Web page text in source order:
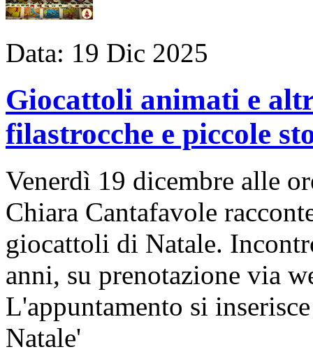
Data: 19 Dic 2025
Giocattoli animati e
filastrocche e piccole
Venerdì 19 dicembre alle
Chiara Cantafavole
giocattoli di Natale.
anni, su prenotazione via
L'appuntamento si
Natale'